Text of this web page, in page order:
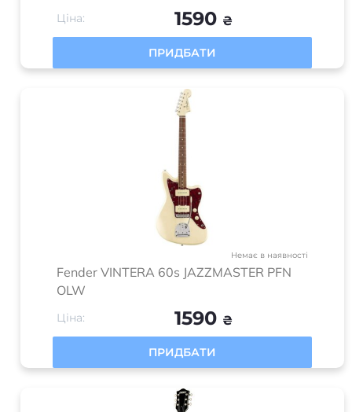
Ціна: 1590 ₴
ПРИДБАТИ
Немає в наявності
Fender VINTERA 60s JAZZMASTER PFN
OLW
Ціна: 1590 ₴
ПРИДБАТИ